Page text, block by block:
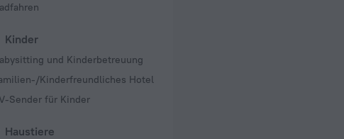
Kinder
und Kinderbetreuung
Kinderfreundliches Hotel
Sender für Kinder
Haustiere